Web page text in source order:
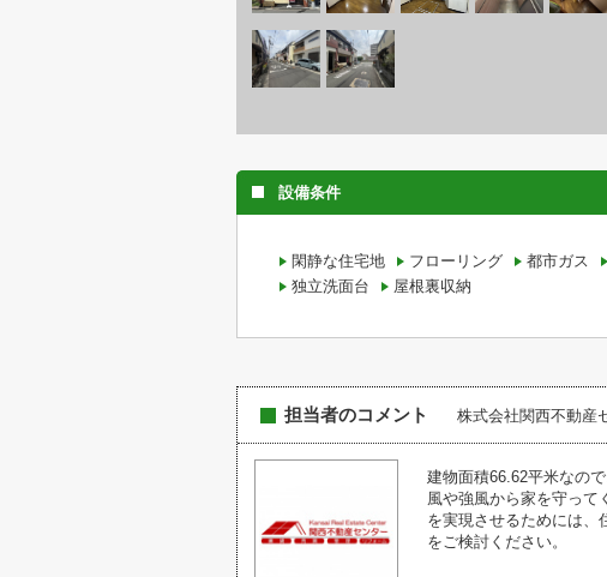
設備条件
閑静な住宅地 フローリング 都市ガス
独立洗面台
屋根裏収納
担当者のコメント 株式会社関西不動産
建物面積66.62平米なの
風や強風から家を守って
を実現させるためには、
をご検討ください。